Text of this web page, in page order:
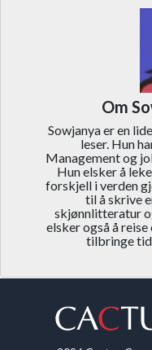
Om
Sowjanya er en
leser. Hun
Management og
Hun elsker å
forskjell i verden
til å skrive
skjønnlitteratur
elsker også å
tilbringe tid